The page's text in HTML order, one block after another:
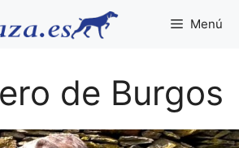
Menú
de Burgos